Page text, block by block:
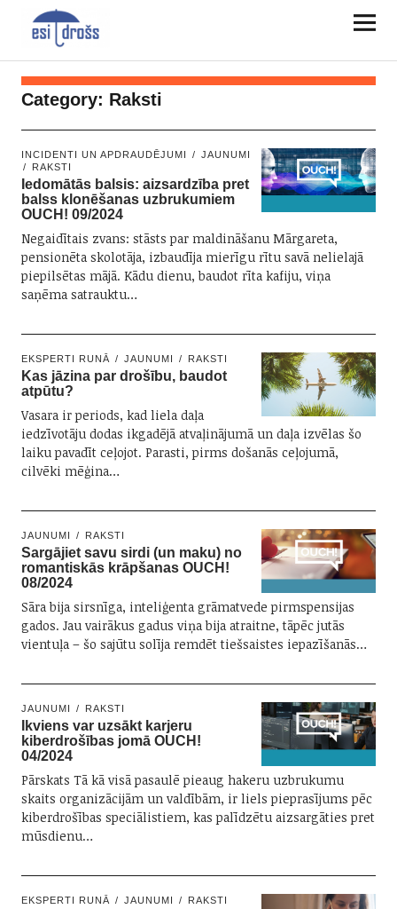
Category: Raksti
INCIDENTI UN APDRAUDĒJUMI
JAUNUMI
RAKSTI
Iedomātās balsis: aizsardzība pret
balss klonēšanas uzbrukumiem
OUCH! 09/2024
Negaidītais zvans: stāsts par maldināšanu Mārgareta,
pensionēta skolotāja, izbaudīja mierīgu rītu savā nelielajā
piepilsētas mājā. Kādu dienu, baudot rīta kafiju, viņa
saņēma satrauktu…
EKSPERTI RUNĀ JAUNUMI RAKSTI
Kas jāzina par drošību, baudot
atpūtu?
Vasara ir periods, kad liela daļa
iedzīvotāju dodas ikgadējā atvaļinājumā un daļa izvēlas šo
laiku pavadīt ceļojot. Parasti, pirms došanās ceļojumā,
cilvēki mēģina…
JAUNUMI RAKSTI
Sargājiet savu sirdi (un maku) no
romantiskās krāpšanas OUCH!
08/2024
Sāra bija sirsnīga, inteliģenta grāmatvede pirmspensijas
gados. Jau vairākus gadus viņa bija atraitne, tāpēc jutās
vientuļa – šo sajūtu solīja remdēt tiešsaistes iepazīšanās…
JAUNUMI RAKSTI
Ikviens var uzsākt karjeru
kiberdrošības jomā OUCH!
04/2024
Pārskats Tā kā visā pasaulē pieaug hakeru uzbrukumu
skaits organizācijām un valdībām, ir liels pieprasījums pēc
kiberdrošības speciālistiem, kas palīdzētu aizsargāties pret
mūsdienu…
EKSPERTI RUNĀ JAUNUMI RAKSTI